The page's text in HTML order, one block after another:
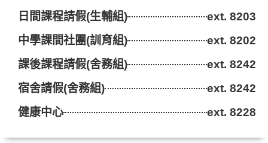
日間課程請假(生輔組)
ext. 8203
中學課間社團(訓育組)
ext. 8202
課後課程請假(舍務組)
ext. 8242
宿舍請假(舍務組)
ext. 8242
健康中心
ext. 8228